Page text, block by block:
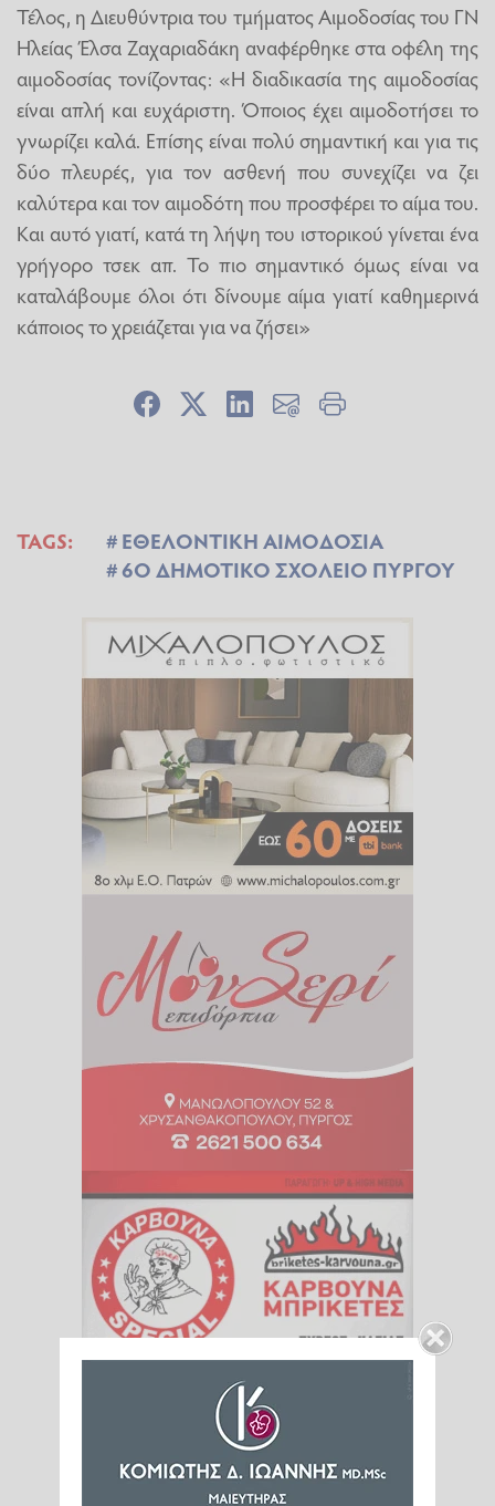
Τέλος, η Διευθύντρια του τμήματος Αιμοδοσίας του ΓΝ
Ηλείας Έλσα Ζαχαριαδάκη αναφέρθηκε στα οφέλη της
αιμοδοσίας τονίζοντας: «Η διαδικασία της αιμοδοσίας
είναι απλή και ευχάριστη. Όποιος έχει αιμοδοτήσει το
γνωρίζει καλά. Επίσης είναι πολύ σημαντική και για τις
δύο πλευρές, για τον ασθενή που συνεχίζει να ζει
καλύτερα και τον αιμοδότη που προσφέρει το αίμα του.
Και αυτό γιατί, κατά τη λήψη του ιστορικού γίνεται ένα
γρήγορο τσεκ απ. Το πιο σημαντικό όμως είναι να
καταλάβουμε όλοι ότι δίνουμε αίμα γιατί καθημερινά
κάποιος το χρειάζεται για να ζήσει»
TAGS:
ΕΘΕΛΟΝΤΙΚΗ ΑΙΜΟΔΟΣΙΑ
6Ο ΔΗΜΟΤΙΚΟ ΣΧΟΛΕΙΟ ΠΥΡΓΟΥ